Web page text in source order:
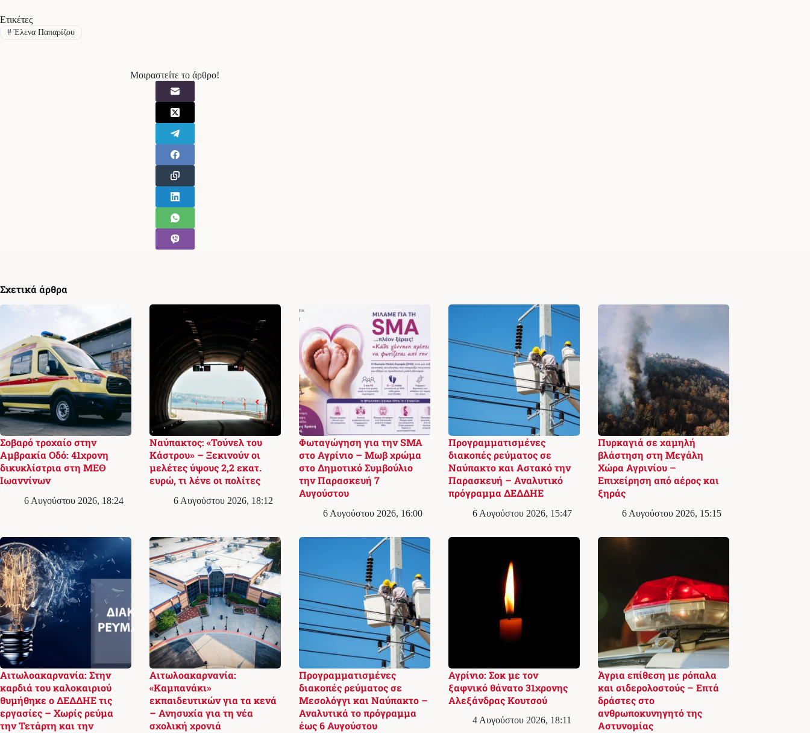
Ετικέτες
#Έλενα Παπαρίζου
Μοιραστείτε το άρθρο!
Σχετικά άρθρα
Σοβαρό τροχαίο στην
Αμβρακία Οδό: 41χρονη
δικυκλίστρια στη ΜΕΘ
Ιωαννίνων
6 Αυγούστου 2026, 18:24
Ναύπακτος: «Τούνελ του
Κάστρου» – Ξεκινούν οι
μελέτες ύψους 2,2 εκατ.
ευρώ, τι λένε οι πολίτες
6 Αυγούστου 2026, 18:12
Φωταγώγηση για την SMA
στο Αγρίνιο – Μωβ χρώμα
στο Δημοτικό Συμβούλιο
την Παρασκευή 7
Αυγούστου
6 Αυγούστου 2026, 16:00
Προγραμματισμένες
διακοπές ρεύματος σε
Ναύπακτο και Αστακό την
Παρασκευή – Αναλυτικό
πρόγραμμα ΔΕΔΔΗΕ
6 Αυγούστου 2026, 15:47
Πυρκαγιά σε χαμηλή
βλάστηση στη Μεγάλη
Χώρα Αγρινίου –
Επιχείρηση από αέρος και
ξηράς
6 Αυγούστου 2026, 15:15
Αιτωλοακαρνανία: Στην
καρδιά του καλοκαιριού
θυμήθηκε ο ΔΕΔΔΗΕ τις
εργασίες – Χωρίς ρεύμα
την Τετάρτη και την
Αιτωλοακαρνανία:
«Καμπανάκι»
εκπαιδευτικών για τα κενά
– Ανησυχία για τη νέα
σχολική χρονιά
Προγραμματισμένες
διακοπές ρεύματος σε
Μεσολόγγι και Ναύπακτο –
Αναλυτικά το πρόγραμμα
έως 6 Αυγούστου
Αγρίνιο: Σοκ με τον
ξαφνικό θάνατο 31χρονης
Αλεξάνδρας Κουτσού
4 Αυγούστου 2026, 18:11
Άγρια επίθεση με ρόπαλα
και σιδερολοστούς – Επτά
δράστες στο
ανθρωποκυνηγητό της
Αστυνομίας